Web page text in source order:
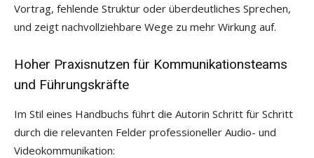
Vortrag, fehlende Struktur oder überdeutliches Sprechen,
und zeigt nachvollziehbare Wege zu mehr Wirkung auf.
Hoher Praxisnutzen für Kommunikationsteams
und Führungskräfte
Im Stil eines Handbuchs führt die Autorin Schritt für Schritt
durch die relevanten Felder professioneller Audio- und
Videokommunikation: